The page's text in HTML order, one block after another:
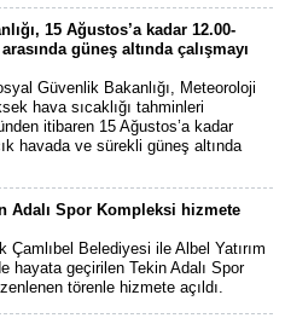
15 Ağustos’a kadar 12.00-
güneş altında çalışmayı
Güvenlik Bakanlığı, Meteoroloji
hava sıcaklığı tahminleri
itibaren 15 Ağustos’a kadar
havada ve sürekli güneş altında
Adalı Spor Kompleksi hizmete
Çamlıbel Belediyesi ile Albel Yatırım
hayata geçirilen Tekin Adalı Spor
törenle hizmete açıldı.